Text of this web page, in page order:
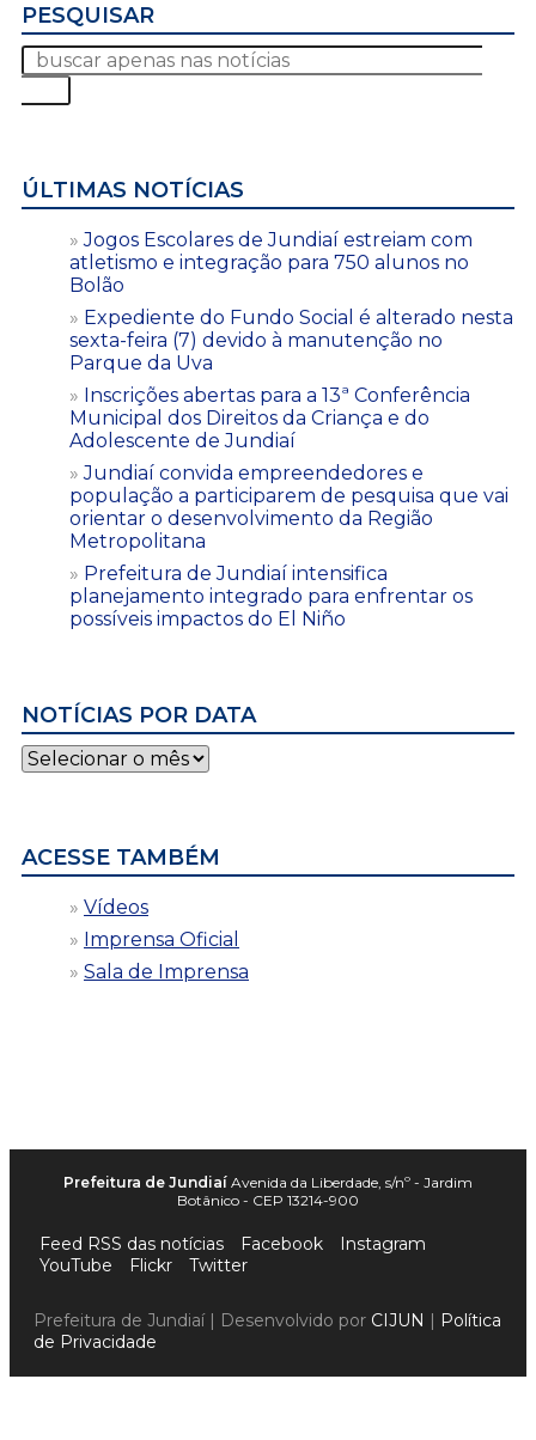
PESQUISAR
ÚLTIMAS NOTÍCIAS
Jogos Escolares de Jundiaí estreiam com
atletismo e integração para 750 alunos no
Bolão
Expediente do Fundo Social é alterado nesta
sexta-feira (7) devido à manutenção no
Parque da Uva
Inscrições abertas para a 13ª Conferência
Municipal dos Direitos da Criança e do
Adolescente de Jundiaí
Jundiaí convida empreendedores e
população a participarem de pesquisa que vai
orientar o desenvolvimento da Região
Metropolitana
Prefeitura de Jundiaí intensifica
planejamento integrado para enfrentar os
possíveis impactos do El Niño
NOTÍCIAS POR DATA
Notícias
por
ACESSE TAMBÉM
Vídeos
Imprensa Oficial
Sala de Imprensa
Prefeitura de Jundiaí Avenida da Liberdade, s/nº - Jardim
Botânico - CEP 13214-900
Feed RSS das notícias Facebook
Instagram
YouTube
Flickr Twitter
Prefeitura de Jundiaí | Desenvolvido por CIJUN | Política
de Privacidade